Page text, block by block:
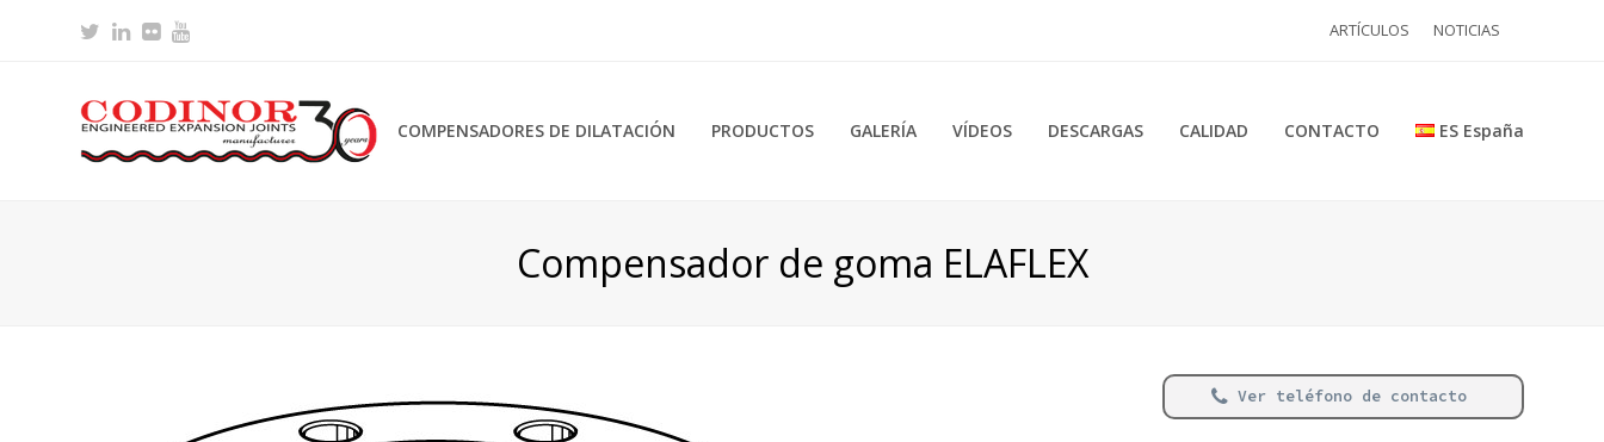
ARTÍCULOS NOTICIAS
Twitter
LinkedIn
FlickrYoutube
COMPENSADORES DE DILATACIÓN PRODUCTOS GALERÍA VÍDEOS DESCARGAS CALIDAD CONTACTO ES España
Compensador de goma ELAFLEX
Ver teléfono de contacto